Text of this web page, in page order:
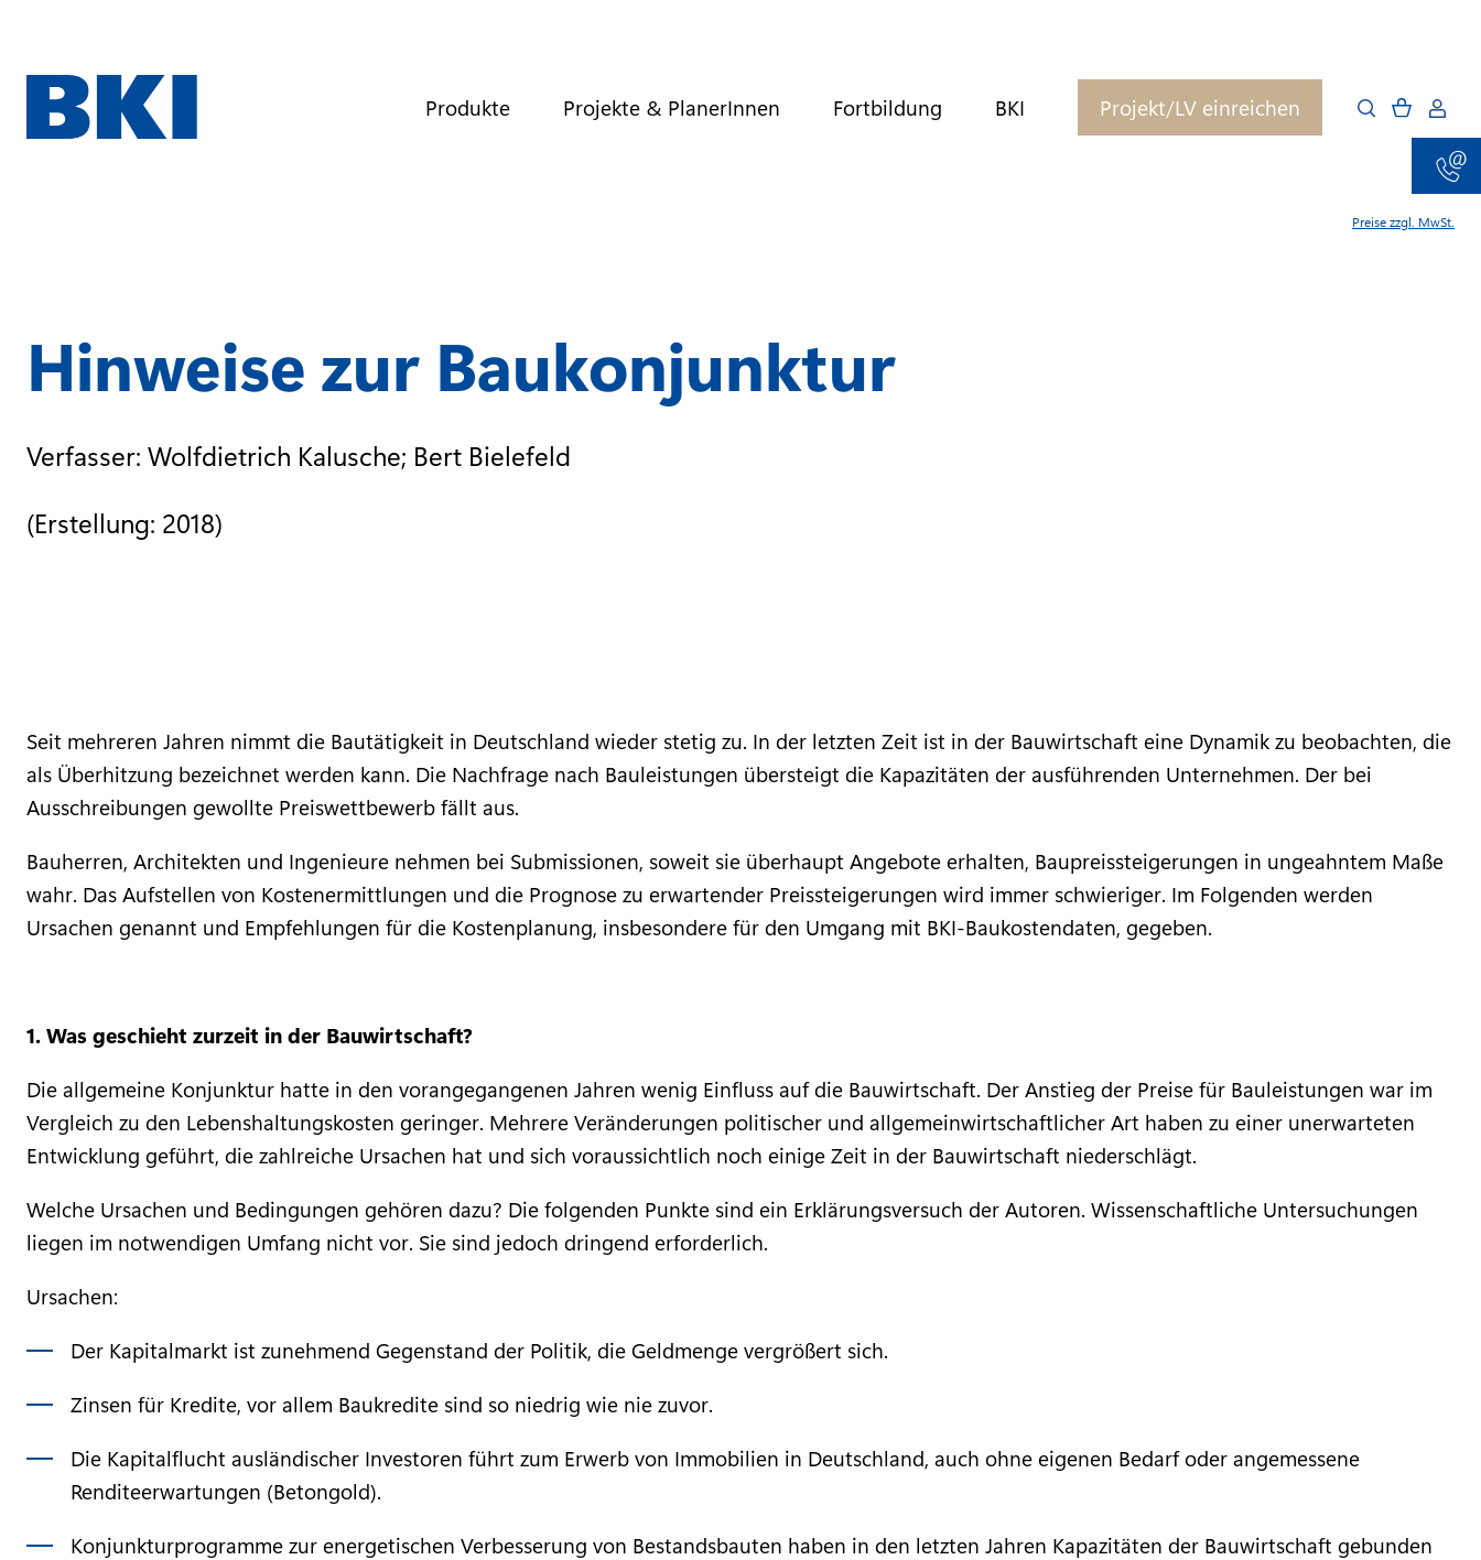
Produkte Projekte & PlanerInnen Fortbildung BKI Projekt/LV einreichen
Preise zzgl. MwSt.
Hinweise zur Baukonjunktur
Verfasser: Wolfdietrich Kalusche; Bert Bielefeld
(Erstellung: 2018)
Seit mehreren Jahren nimmt die Bautätigkeit in Deutschland wieder stetig zu. In der letzten Zeit ist in der Bauwirtschaft eine Dynamik zu beobachten, die
als Überhitzung bezeichnet werden kann. Die Nachfrage nach Bauleistungen übersteigt die Kapazitäten der ausführenden Unternehmen. Der bei
Ausschreibungen gewollte Preiswettbewerb fällt aus.
Bauherren, Architekten und Ingenieure nehmen bei Submissionen, soweit sie überhaupt Angebote erhalten, Baupreissteigerungen in ungeahntem Maße
wahr. Das Aufstellen von Kostenermittlungen und die Prognose zu erwartender Preissteigerungen wird immer schwieriger. Im Folgenden werden
Ursachen genannt und Empfehlungen für die Kostenplanung, insbesondere für den Umgang mit BKI-Baukostendaten, gegeben.
1. Was geschieht zurzeit in der Bauwirtschaft?
Die allgemeine Konjunktur hatte in den vorangegangenen Jahren wenig Einfluss auf die Bauwirtschaft. Der Anstieg der Preise für Bauleistungen war im
Vergleich zu den Lebenshaltungskosten geringer. Mehrere Veränderungen politischer und allgemeinwirtschaftlicher Art haben zu einer unerwarteten
Entwicklung geführt, die zahlreiche Ursachen hat und sich voraussichtlich noch einige Zeit in der Bauwirtschaft niederschlägt.
Welche Ursachen und Bedingungen gehören dazu? Die folgenden Punkte sind ein Erklärungsversuch der Autoren. Wissenschaftliche Untersuchungen
liegen im notwendigen Umfang nicht vor. Sie sind jedoch dringend erforderlich.
Ursachen:
Der Kapitalmarkt ist zunehmend Gegenstand der Politik, die Geldmenge vergrößert sich.
Zinsen für Kredite, vor allem Baukredite sind so niedrig wie nie zuvor.
Die Kapitalflucht ausländischer Investoren führt zum Erwerb von Immobilien in Deutschland, auch ohne eigenen Bedarf oder angemessene
Renditeerwartungen (Betongold).
Konjunkturprogramme zur energetischen Verbesserung von Bestandsbauten haben in den letzten Jahren Kapazitäten der Bauwirtschaft gebunden